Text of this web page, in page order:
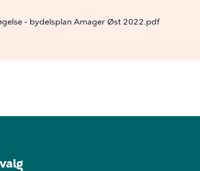
- bydelsplan Amager Øst 2022.pdf